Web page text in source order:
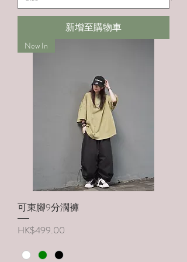
新增至購物車
New In
可束腳9分濶褲
價格
HK$499.00